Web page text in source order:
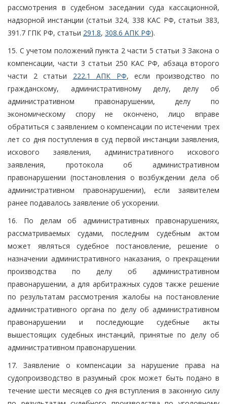
рассмотрения в судебном заседании суда кассационной,
надзорной инстанции (статьи 324, 338 КАС РФ, статьи 383,
391.7 ГПК РФ, статьи 291.8, 308.6 АПК РФ).
15. С учетом положений пункта 2 части 5 статьи 3 Закона о
компенсации, части 3 статьи 250 КАС РФ, абзаца второго
части 2 статьи 222.1 АПК РФ, если производство по
гражданскому, административному делу, делу об
административном правонарушении, делу по
экономическому спору не окончено, лицо вправе
обратиться с заявлением о компенсации по истечении трех
лет со дня поступления в суд первой инстанции заявления,
искового заявления, административного искового
заявления, протокола об административном
правонарушении (постановления о возбуждении дела об
административном правонарушении), если заявителем
ранее подавалось заявление об ускорении.
16. По делам об административных правонарушениях,
рассматриваемых судами, последним судебным актом
может являться судебное постановление, решение о
назначении административного наказания, о прекращении
производства по делу об административном
правонарушении, а для арбитражных судов также решение
по результатам рассмотрения жалобы на постановление
административного органа по делу об административном
правонарушении и последующие судебные акты
вышестоящих судебных инстанций, принятые по делу об
административном правонарушении.
17. Заявление о компенсации за нарушение права на
судопроизводство в разумный срок может быть подано в
течение шести месяцев со дня вступления в законную силу